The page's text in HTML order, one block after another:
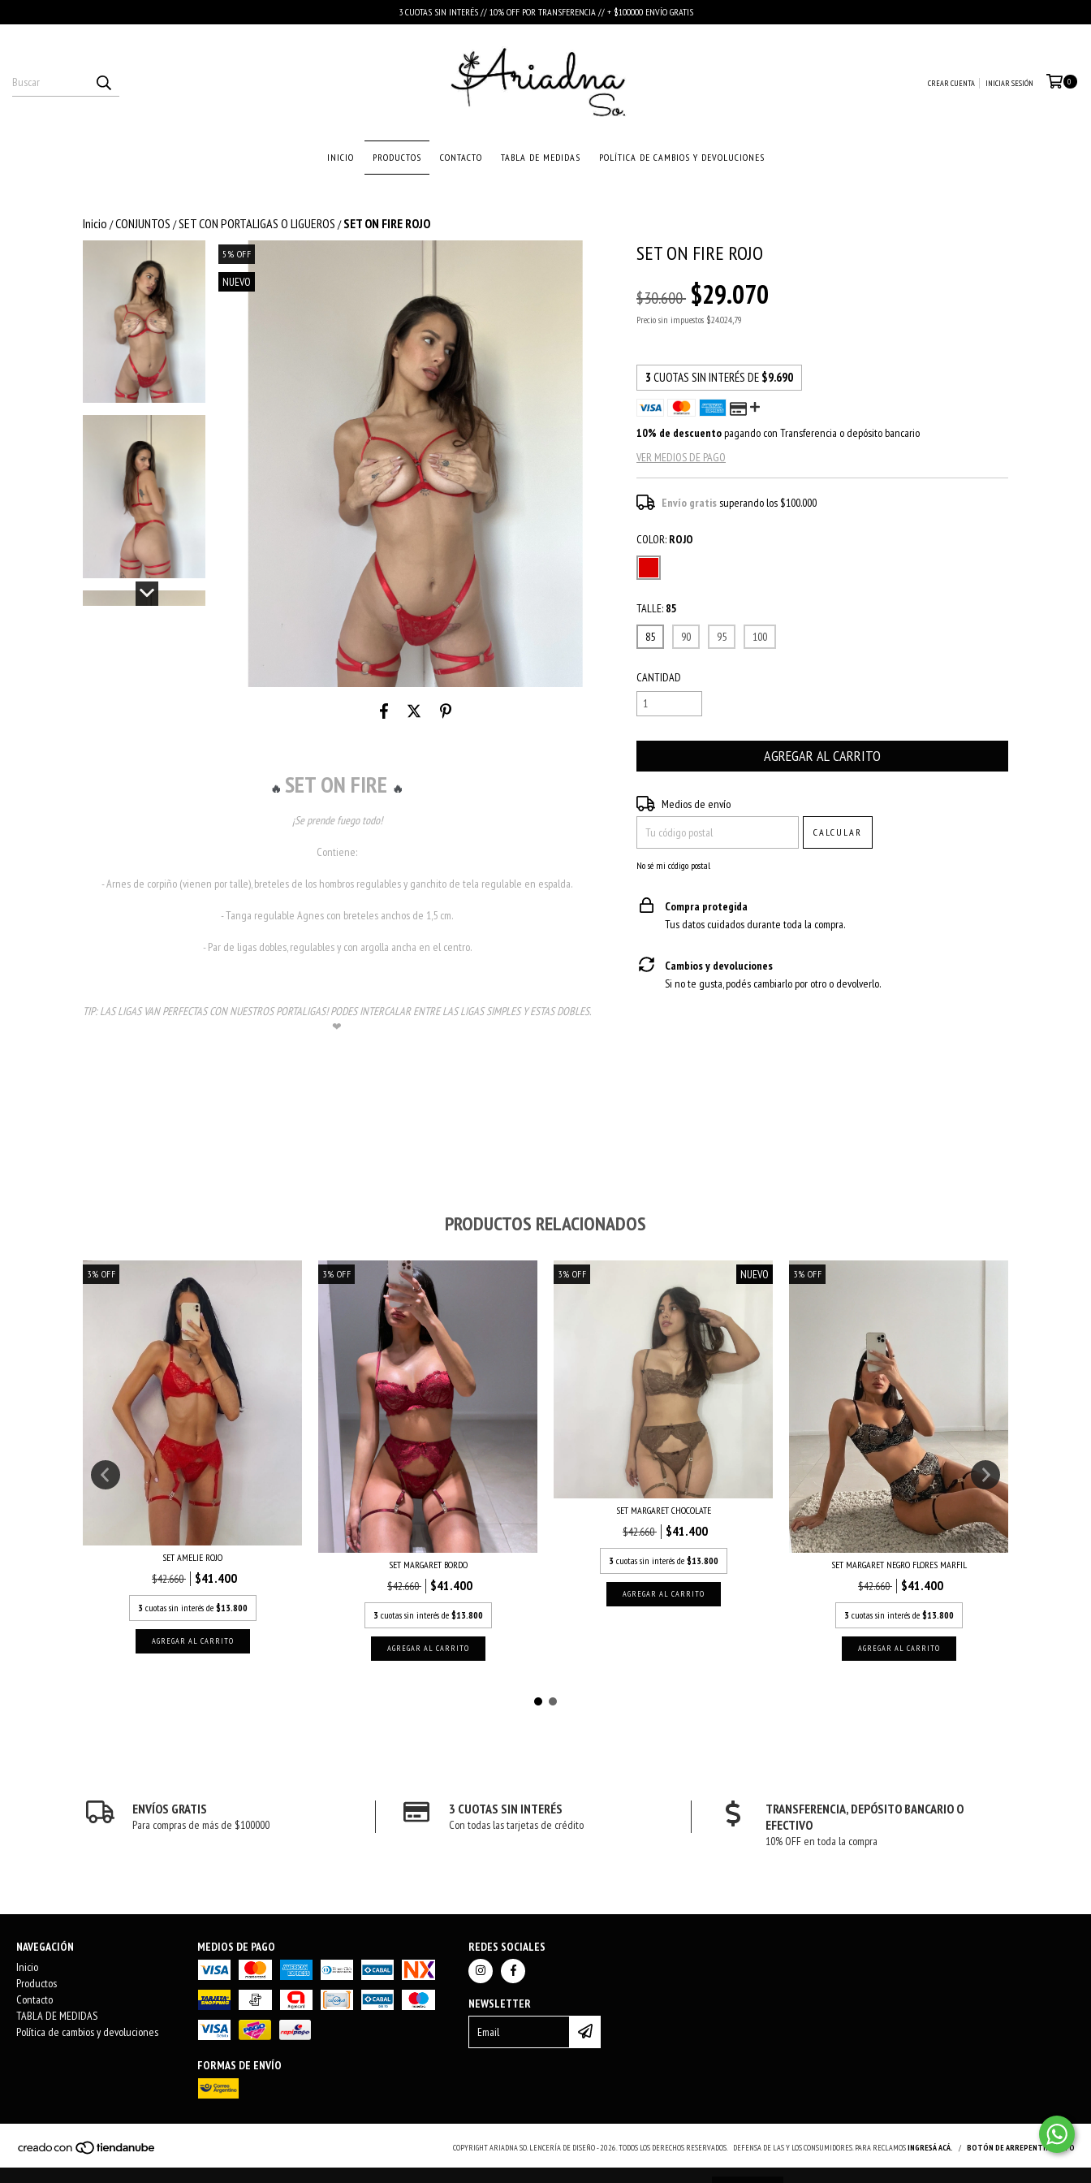
3 CUOTAS SIN INTERÉS // 10% OFF POR TRANSFERENCIA // + $100000 ENVÍO GRATIS
CREAR CUENTA INICIAR SESIÓN 0
INICIO PRODUCTOS CONTACTO TABLA DE MEDIDAS POLÍTICA DE CAMBIOS Y DEVOLUCIONES
Inicio /CONJUNTOS /SET CON PORTALIGAS O LIGUEROS / SET ON FIRE ROJO
5 % OFF
NUEVO
🔥 SET ON FIRE 🔥
¡Se prende fuego todo!
Contiene:
- Arnes de corpiño (vienen por talle), breteles de los hombros regulables y ganchito de tela regulable en espalda.
- Tanga regulable Agnes con breteles anchos de 1,5 cm.
- Par de ligas dobles, regulables y con argolla ancha en el centro.
TIP: LAS LIGAS VAN PERFECTAS CON NUESTROS PORTALIGAS! PODES INTERCALAR ENTRE LAS LIGAS SIMPLES Y ESTAS DOBLES.
❤
SET ON FIRE ROJO
$30.600 $29.070
Precio sin impuestos $24.024,79
3 CUOTAS SIN INTERÉS DE $9.690
10% de descuentopagando con Transferencia o depósito bancario
VER MEDIOS DE PAGO
Envío gratissuperando los $100.000
COLOR: ROJO
TALLE: 85
85
90 95 100
CANTIDAD
Entregas para el CP:
Medios de envío
CALCULAR
No sé mi código postal
Compra protegida
Tus datos cuidados durante toda la compra.
Cambios y devoluciones
Si no te gusta, podés cambiarlo por otro o devolverlo.
PRODUCTOS RELACIONADOS
3% OFF
SET AMELIE ROJO
$42.660 $41.400
3 cuotas sin interés de $13.800
AGREGAR AL CARRITO
3% OFF
SET MARGARET BORDO
$42.660 $41.400
3 cuotas sin interés de $13.800
AGREGAR AL CARRITO
3% OFF NUEVO
SET MARGARET CHOCOLATE
$42.660 $41.400
3 cuotas sin interés de $13.800
AGREGAR AL CARRITO
3% OFF
SET MARGARET NEGRO FLORES MARFIL
$42.660 $41.400
3 cuotas sin interés de $13.800
AGREGAR AL CARRITO
ENVÍOS GRATIS
Para compras de más de $100000
3 CUOTAS SIN INTERÉS
Con todas las tarjetas de crédito
TRANSFERENCIA, DEPÓSITO BANCARIO O
EFECTIVO
10% OFF en toda la compra
NAVEGACIÓN
Inicio
Productos
Contacto
TABLA DE MEDIDAS
Política de cambios y devoluciones
MEDIOS DE PAGO
FORMAS DE ENVÍO
REDES SOCIALES
NEWSLETTER
COPYRIGHT ARIADNA SO. LENCERÍA DE DISEÑO - 2026. TODOS LOS DERECHOS RESERVADOS. DEFENSA DE LAS Y LOS CONSUMIDORES. PARA RECLAMOSINGRESÁ ACÁ. / BOTÓN DE ARREPENTIMIENTO